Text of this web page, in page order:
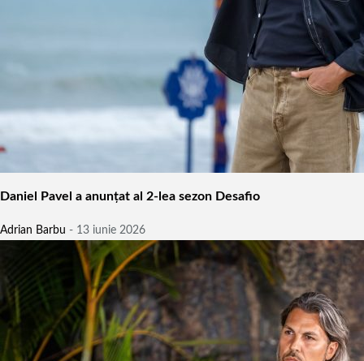
Daniel Pavel a anunțat al 2-lea sezon Desafio
Adrian Barbu - 13 iunie 2026